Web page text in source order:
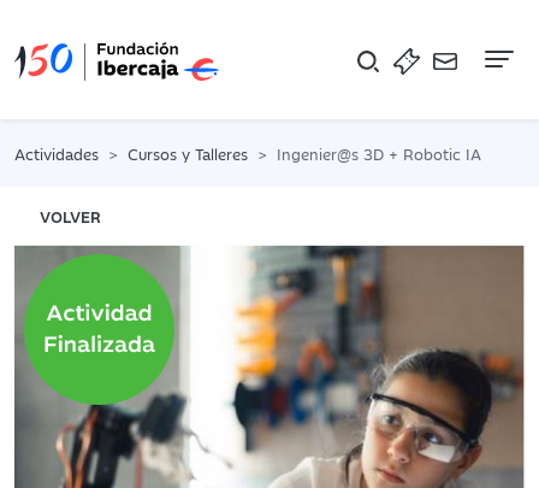
Actividades Cursos y Talleres Ingenier@s 3D + Robotic IA
VOLVER